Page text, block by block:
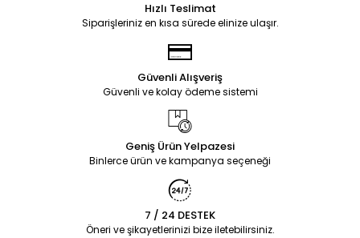
Hızlı Teslimat
Siparişleriniz en kısa sürede elinize ulaşır.
Güvenli Alışveriş
Güvenli ve kolay ödeme sistemi
Geniş Ürün Yelpazesi
Binlerce ürün ve kampanya seçeneği
7 / 24 DESTEK
Öneri ve şikayetlerinizi bize iletebilirsiniz.